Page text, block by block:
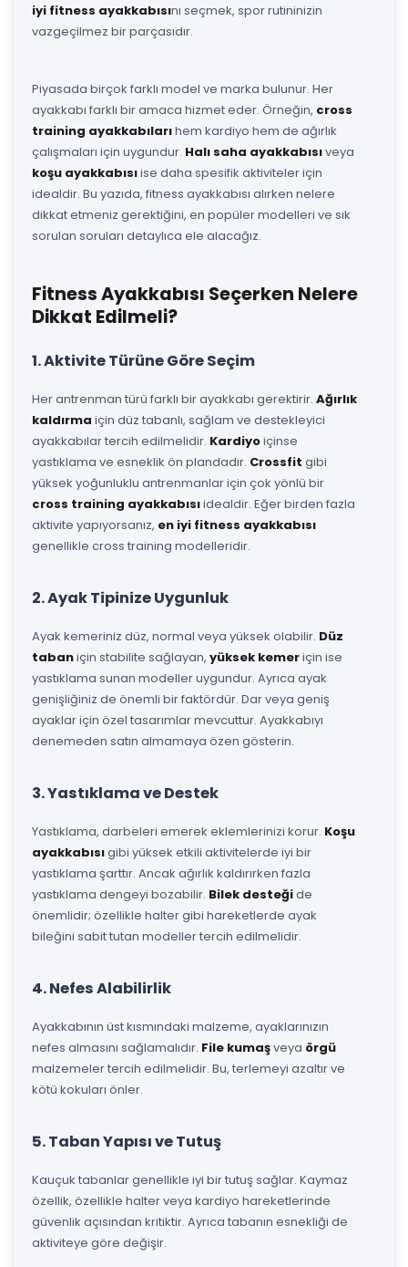
iyi fitness ayakkabısını seçmek, spor rutininizin
vazgeçilmez bir parçasıdır.
Piyasada birçok farklı model ve marka bulunur. Her
ayakkabı farklı bir amaca hizmet eder. Örneğin, cross
training ayakkabılarıhem kardiyo hem de ağırlık
çalışmaları için uygundur. Halı saha ayakkabısıveya
koşu ayakkabısıise daha spesifik aktiviteler için
idealdir. Bu yazıda, fitness ayakkabısı alırken nelere
dikkat etmeniz gerektiğini, en popüler modelleri ve sık
sorulan soruları detaylıca ele alacağız.
Fitness Ayakkabısı Seçerken Nelere
Dikkat Edilmeli?
1. Aktivite Türüne Göre Seçim
Her antrenman türü farklı bir ayakkabı gerektirir. Ağırlık
kaldırma için düz tabanlı, sağlam ve destekleyici
ayakkabılar tercih edilmelidir. Kardiyoiçinse
yastıklama ve esneklik ön plandadır. Crossfit gibi
yüksek yoğunluklu antrenmanlar için çok yönlü bir
cross training ayakkabısıidealdir. Eğer birden fazla
aktivite yapıyorsanız, en iyi fitness ayakkabısı
genellikle cross training modelleridir.
2. Ayak Tipinize Uygunluk
Ayak kemeriniz düz, normal veya yüksek olabilir. Düz
tabaniçin stabilite sağlayan, yüksek kemeriçin ise
yastıklama sunan modeller uygundur. Ayrıca ayak
genişliğiniz de önemli bir faktördür. Dar veya geniş
ayaklar için özel tasarımlar mevcuttur. Ayakkabıyı
denemeden satın almamaya özen gösterin.
3. Yastıklama ve Destek
Yastıklama, darbeleri emerek eklemlerinizi korur. Koşu
ayakkabısıgibi yüksek etkili aktivitelerde iyi bir
yastıklama şarttır. Ancak ağırlık kaldırırken fazla
yastıklama dengeyi bozabilir. Bilek desteğide
önemlidir; özellikle halter gibi hareketlerde ayak
bileğini sabit tutan modeller tercih edilmelidir.
4. Nefes Alabilirlik
Ayakkabının üst kısmındaki malzeme, ayaklarınızın
nefes almasını sağlamalıdır. File kumaşveya örgü
malzemeler tercih edilmelidir. Bu, terlemeyi azaltır ve
kötü kokuları önler.
5. Taban Yapısı ve Tutuş
Kauçuk tabanlar genellikle iyi bir tutuş sağlar. Kaymaz
özellik, özellikle halter veya kardiyo hareketlerinde
güvenlik açısından kritiktir. Ayrıca tabanın esnekliği de
aktiviteye göre değişir.